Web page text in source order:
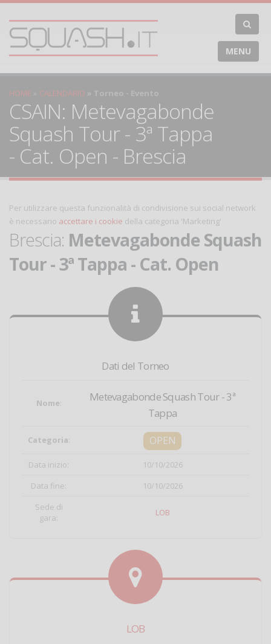
MENU
HOME CALENDARIO Torneo - Evento
CSAIN: Metevagabonde
Squash Tour - 3ª Tappa
- Cat. Open - Brescia
Per utilizzare questa funzionalità di condivisione sui social network
è necessario accettare i cookie della categoria 'Marketing'
Brescia: Metevagabonde Squash
Tour - 3ª Tappa - Cat. Open
Dati del Torneo
Nome:
Metevagabonde Squash Tour - 3ª
Tappa
Categoria: OPEN
Data inizio:
10/10/2026
Data fine:
10/10/2026
Sede di
gara:
LOB
LOB